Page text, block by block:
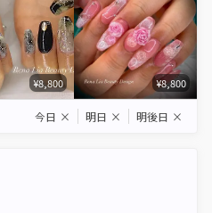
¥8,800 ¥8,800
今日 × 明日 × 明後日 ×